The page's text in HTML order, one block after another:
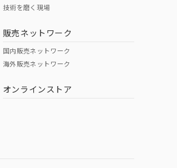
O
技術を磨く現場
販売ネットワーク
国内販売ネットワーク
海外販売ネットワーク
オンラインストア